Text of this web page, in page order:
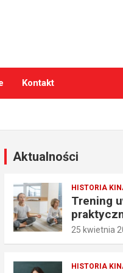
Kontakt
Aktualności
HISTORIA
Trening
25 kwietnia
HISTORIA